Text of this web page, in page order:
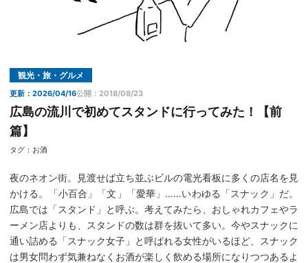
観光・旅・グルメ
更新：2026/04/16公開：2018/08/23
広島の流川で初めてスタンドに行ってみた！【前
篇】
タグ： お酒
夜のネオン街。見渡せば立ち並ぶビルの電光看板に多くの店名を見
かける。「小百合」「文」「愛華」……いわゆる「スナック」だ。
広島では「スタンド」と呼ぶ。考えてみたら、おしゃれカフェやラ
ーメン店よりも、スタンドの数は群を抜いて多い。今やスナックに
通い詰める「スナック女子」と呼ばれる女性がいるほど、スナック
は男女問わず気兼ねなくお酒が楽しく飲める場所になりつつあるよ